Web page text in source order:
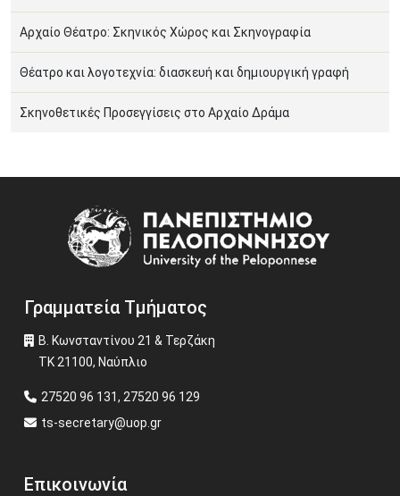
Αρχαίο Θέατρο: Σκηνικός Χώρος και Σκηνογραφία
Θέατρο και λογοτεχνία: διασκευή και δημιουργική γραφή
Σκηνοθετικές Προσεγγίσεις στο Αρχαίο Δράμα
Γραμματεία Τμήματος
Β. Κωνσταντίνου 21 & Τερζάκη
ΤΚ 21100, Ναύπλιο
27520 96 131, 27520 96 129
ts-secretary@uop.gr
Επικοινωνία